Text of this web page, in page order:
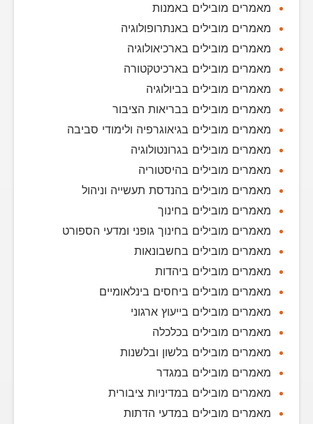
מאמרים מובילים באמנות
מאמרים מובילים באנתרופולוגיה
מאמרים מובילים בארכיאולוגיה
מאמרים מובילים בארכיטקטורה
מאמרים מובילים בביולוגיה
מאמרים מובילים בבריאות הציבור
מאמרים מובילים בגיאוגרפיה ולימודי סביבה
מאמרים מובילים בגרונטולוגיה
מאמרים מובילים בהיסטוריה
מאמרים מובילים בהנדסת תעשייה וניהול
מאמרים מובילים בחינוך
מאמרים מובילים בחינוך גופני ומדעי הספורט
מאמרים מובילים בחשבונאות
מאמרים מובילים ביהדות
מאמרים מובילים ביחסים בינלאומיים
מאמרים מובילים בייעוץ ארגוני
מאמרים מובילים בכלכלה
מאמרים מובילים בלשון ובלשנות
מאמרים מובילים במגדר
מאמרים מובילים במדיניות ציבורית
מאמרים מובילים במדעי הדתות